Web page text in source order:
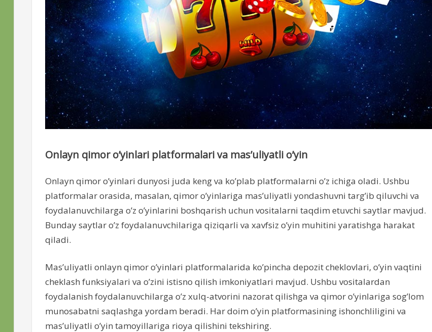
Onlayn qimor o’yinlari platformalari va mas’uliyatli o’yin
Onlayn qimor o’yinlari dunyosi juda keng va ko’plab platformalarni o’z ichiga oladi. Ushbu
platformalar orasida, masalan, qimor o’yinlariga mas’uliyatli yondashuvni targ’ib qiluvchi va
foydalanuvchilarga o’z o’yinlarini boshqarish uchun vositalarni taqdim etuvchi saytlar mavjud.
Bunday saytlar o’z foydalanuvchilariga qiziqarli va xavfsiz o’yin muhitini yaratishga harakat
qiladi.
Mas’uliyatli onlayn qimor o’yinlari platformalarida ko’pincha depozit cheklovlari, o’yin vaqtini
cheklash funksiyalari va o’zini istisno qilish imkoniyatlari mavjud. Ushbu vositalardan
foydalanish foydalanuvchilarga o’z xulq-atvorini nazorat qilishga va qimor o’yinlariga sog’lom
munosabatni saqlashga yordam beradi. Har doim o’yin platformasining ishonchliligini va
mas’uliyatli o’yin tamoyillariga rioya qilishini tekshiring.